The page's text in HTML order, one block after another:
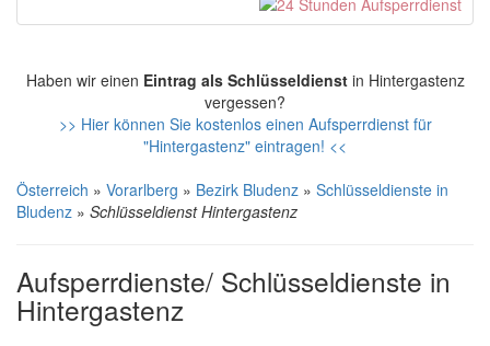
Haben wir einen Eintrag als Schlüsseldienstin Hintergastenz
vergessen?
>> Hier können Sie kostenlos einen Aufsperrdienst für
"Hintergastenz" eintragen! <<
Österreich » Vorarlberg » Bezirk Bludenz » Schlüsseldienste in
Bludenz » Schlüsseldienst Hintergastenz
Aufsperrdienste/ Schlüsseldienste in
Hintergastenz